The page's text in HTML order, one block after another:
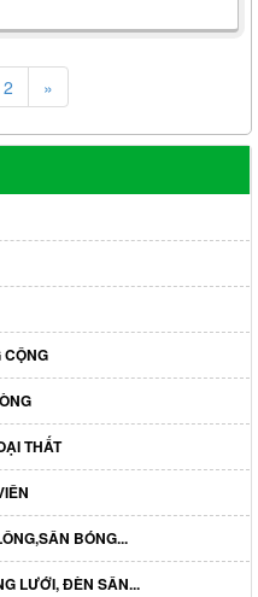
2 »
CỘNG
THẤT
BÓNG...
LƯỚI, ĐÈN SÂN...